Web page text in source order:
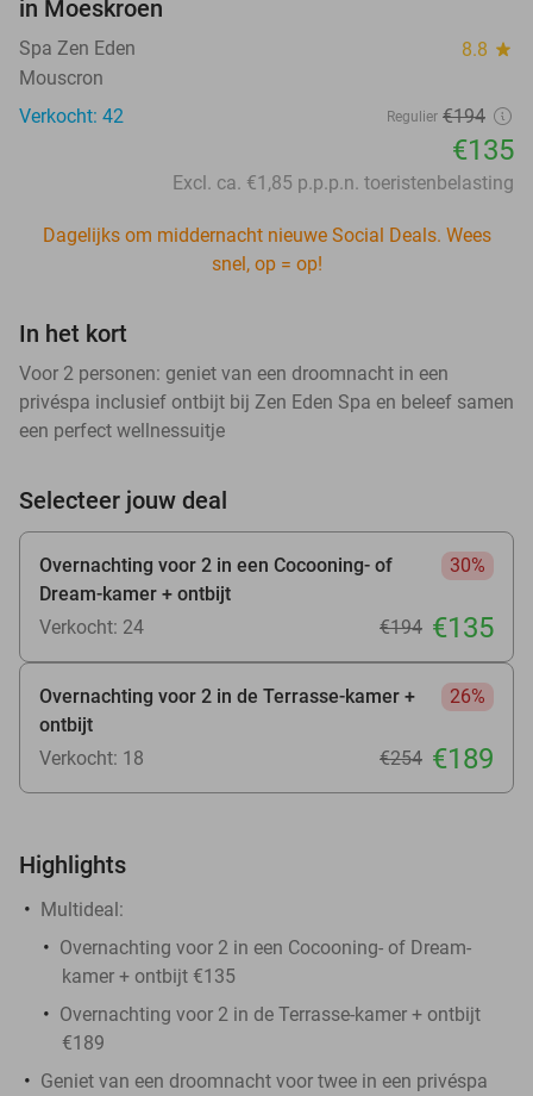
in Moeskroen
Spa Zen Eden 8.8 star
Mouscron
Verkocht: 42
Regulier €194
€135
Excl. ca. €1,85 p.p.p.n. toeristenbelasting
Dagelijks om middernacht nieuwe Social Deals. Wees
snel, op = op!
In het kort
Voor 2 personen: geniet van een droomnacht in een
privéspa inclusief ontbijt bij Zen Eden Spa en beleef samen
een perfect wellnessuitje
Selecteer jouw deal
Overnachting voor 2 in een Cocooning- of
Dream-kamer + ontbijt
30%
Verkocht: 24 €194 €135
Overnachting voor 2 in de Terrasse-kamer +
ontbijt
26%
Verkocht: 18 €254 €189
Highlights
Multideal:
Overnachting voor 2 in een Cocooning- of Dream-
kamer + ontbijt €135
Overnachting voor 2 in de Terrasse-kamer + ontbijt
€189
Geniet van een droomnacht voor twee in een privéspa